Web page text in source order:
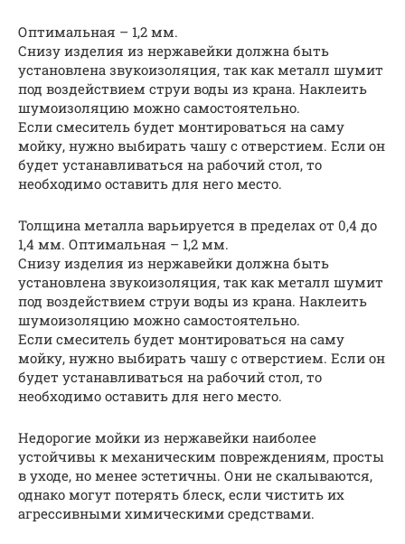
Оптимальная – 1,2 мм.
Снизу изделия из нержавейки должна быть
установлена звукоизоляция, так как металл шумит
под воздействием струи воды из крана. Наклеить
шумоизоляцию можно самостоятельно.
Если смеситель будет монтироваться на саму
мойку, нужно выбирать чашу с отверстием. Если он
будет устанавливаться на рабочий стол, то
необходимо оставить для него место.
Толщина металла варьируется в пределах от 0,4 до
1,4 мм. Оптимальная – 1,2 мм.
Снизу изделия из нержавейки должна быть
установлена звукоизоляция, так как металл шумит
под воздействием струи воды из крана. Наклеить
шумоизоляцию можно самостоятельно.
Если смеситель будет монтироваться на саму
мойку, нужно выбирать чашу с отверстием. Если он
будет устанавливаться на рабочий стол, то
необходимо оставить для него место.
Недорогие мойки из нержавейки наиболее
устойчивы к механическим повреждениям, просты
в уходе, но менее эстетичны. Они не скалываются,
однако могут потерять блеск, если чистить их
агрессивными химическими средствами.